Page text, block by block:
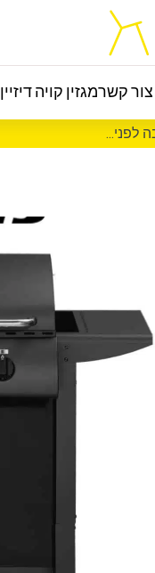
צור קשרמגזין קויה דיזיין